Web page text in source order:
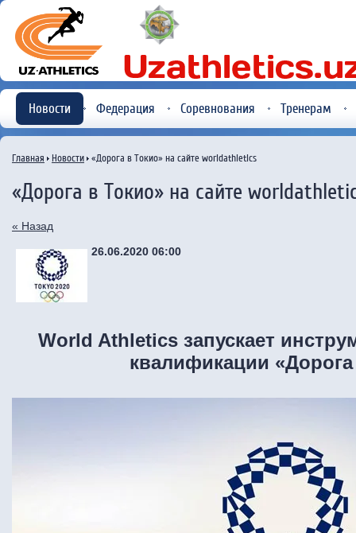
Новости Федерация Соревнования Тренерам
Главная Новости «Дорога в Токио» на сайте worldathletics
«Дорога в Токио» на сайте
« Назад
26.06.2020 06:00
World Athletics запускает
квалификации